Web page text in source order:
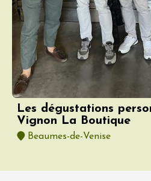
Les dégustations
Vignon La Boutique
Beaumes-de-Venise